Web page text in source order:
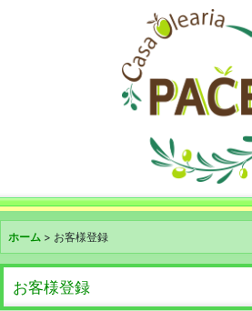
ホーム > お客様登録
お客様登録